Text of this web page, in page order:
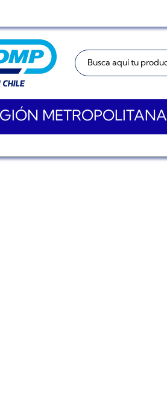
Buscar:
METROPOLITANA